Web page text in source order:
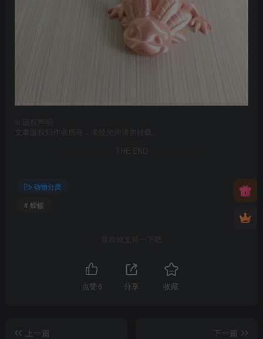
版权声明
文章版权归作者所有，未经允许请勿转载。
THE END
动物分类
# 蝾螈
喜欢就支持一下吧
点赞 6 分享 收藏
上一篇
下一篇